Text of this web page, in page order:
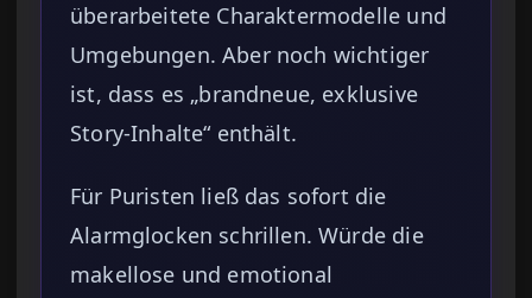
überarbeitete Charaktermodelle und
Umgebungen. Aber noch wichtiger
ist, dass es „brandneue, exklusive
Story-Inhalte“ enthält.
Für Puristen ließ das sofort die
Alarmglocken schrillen. Würde die
makellose und emotional